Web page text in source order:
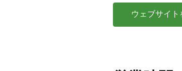
ウェブサイト